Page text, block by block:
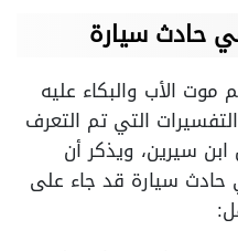
حادث سيارة
الأب والبكاء عليه
التي تم التعرف
سيرين، ويذكر أن
حادث سيارة قد جاء على